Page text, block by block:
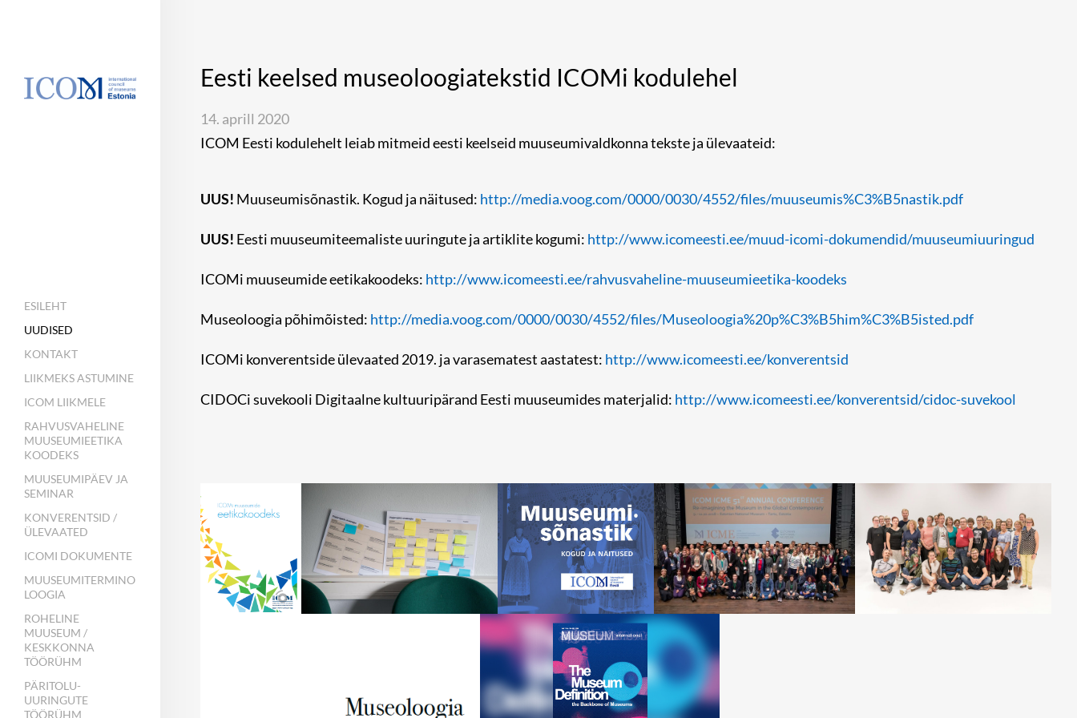
ESILEHT
UUDISED
KONTAKT
LIIKMEKS ASTUMINE
ICOM LIIKMELE
RAHVUSVAHELINE
MUUSEUMIEETIKA
KOODEKS
MUUSEUMIPÄEV JA
SEMINAR
KONVERENTSID /
ÜLEVAATED
ICOMI DOKUMENTE
MUUSEUMITERMINO
LOOGIA
ROHELINE
MUUSEUM /
KESKKONNA
TÖÖRÜHM
PÄRITOLU-
UURINGUTE
TÖÖRÜHM
Eesti keelsed museoloogiatekstid ICOMi kodulehel
14. aprill 2020
ICOM Eesti kodulehelt leiab mitmeid eesti keelseid muuseumivaldkonna tekste ja ülevaateid:
UUS! Muuseumisõnastik. Kogud ja näitused: http://media.voog.com/0000/0030/4552/files/muuseumis%C3%B5nastik.pdf
UUS! Eesti muuseumiteemaliste uuringute ja artiklite kogumi: http://www.icomeesti.ee/muud-icomi-dokumendid/muuseumiuuringud
ICOMi muuseumide eetikakoodeks: http://www.icomeesti.ee/rahvusvaheline-muuseumieetika-koodeks
Museoloogia põhimõisted: http://media.voog.com/0000/0030/4552/files/Museoloogia%20p%C3%B5him%C3%B5isted.pdf
ICOMi konverentside ülevaated 2019. ja varasematest aastatest: http://www.icomeesti.ee/konverentsid
CIDOCi suvekooli Digitaalne kultuuripärand Eesti muuseumides materjalid: http://www.icomeesti.ee/konverentsid/cidoc-suvekool